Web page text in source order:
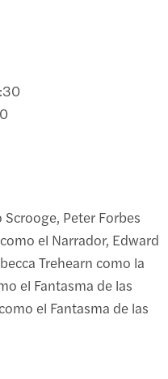
Peter Forbes
el Narrador, Edward
Trehearn como la
el Fantasma de las
el Fantasma de las